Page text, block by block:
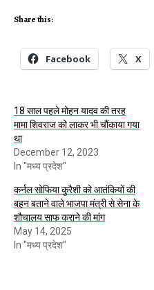
Share this:
Facebook X
18 साल पहले मोहन यादव की तरह
मामा शिवराज को लाकर भी चौंकाया गया
था
December 12, 2023
In "मध्य प्रदेश"
कर्नल सोफिया कुरैशी को आतंकियों की
बहन बताने वाले भाजपा मंत्री से सेना के
शौचालय साफ कराने की मांग
May 14, 2025
In "मध्य प्रदेश"